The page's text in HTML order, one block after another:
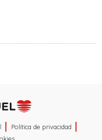
Política de privacidad